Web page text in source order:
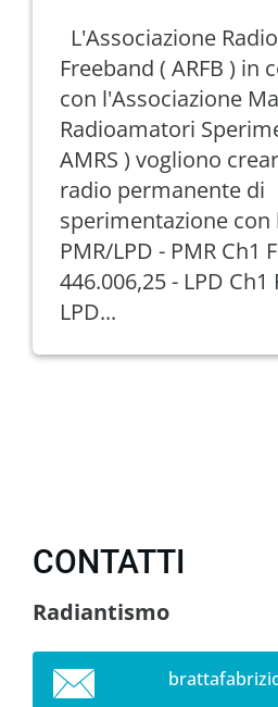
L'Associazione
Freeband ( ARFB ) in
con l'Associazione
Radioamatori
AMRS ) vogliono
radio permanente di
sperimentazione
PMR/LPD - PMR Ch1
446.006,25 - LPD Ch1
LPD...
CONTATTI
Radiantismo
brattafa